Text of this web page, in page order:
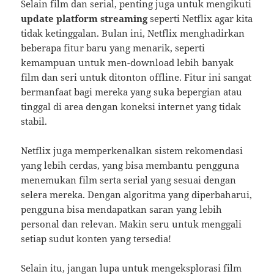
Selain film dan serial, penting juga untuk mengikuti
update platform streamingseperti Netflix agar kita
tidak ketinggalan. Bulan ini, Netflix menghadirkan
beberapa fitur baru yang menarik, seperti
kemampuan untuk men-download lebih banyak
film dan seri untuk ditonton offline. Fitur ini sangat
bermanfaat bagi mereka yang suka bepergian atau
tinggal di area dengan koneksi internet yang tidak
stabil.
Netflix juga memperkenalkan sistem rekomendasi
yang lebih cerdas, yang bisa membantu pengguna
menemukan film serta serial yang sesuai dengan
selera mereka. Dengan algoritma yang diperbaharui,
pengguna bisa mendapatkan saran yang lebih
personal dan relevan. Makin seru untuk menggali
setiap sudut konten yang tersedia!
Selain itu, jangan lupa untuk mengeksplorasifilm